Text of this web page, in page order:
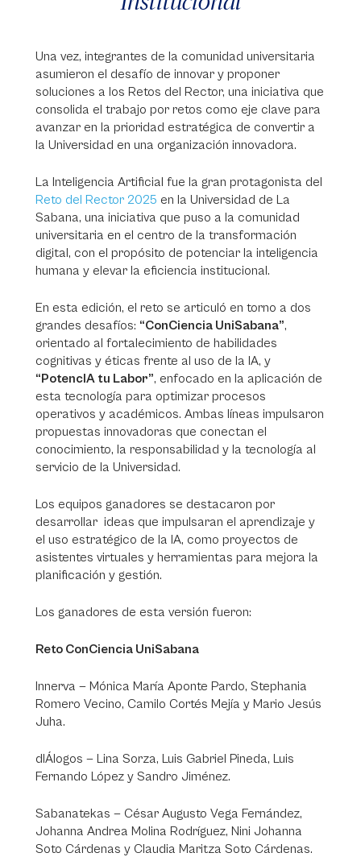
Una vez, integrantes de la comunidad universitaria
asumieron el desafío de innovar y proponer
soluciones a los Retos del Rector, una iniciativa que
consolida el trabajo por retos como eje clave para
avanzar en la prioridad estratégica de convertir a
la Universidad en una organización innovadora.
La Inteligencia Artificial fue la gran protagonista del
Reto del Rector 2025 en la Universidad de La
Sabana, una iniciativa que puso a la comunidad
universitaria en el centro de la transformación
digital, con el propósito de potenciar la inteligencia
humana y elevar la eficiencia institucional.
En esta edición, el reto se articuló en torno a dos
grandes desafíos: “ConCiencia UniSabana”,
orientado al fortalecimiento de habilidades
cognitivas y éticas frente al uso de la IA, y
“PotencIA tu Labor”, enfocado en la aplicación de
esta tecnología para optimizar procesos
operativos y académicos. Ambas líneas impulsaron
propuestas innovadoras que conectan el
conocimiento, la responsabilidad y la tecnología al
servicio de la Universidad.
Los equipos ganadores se destacaron por
desarrollar ideas que impulsaran el aprendizaje y
el uso estratégico de la IA, como proyectos de
asistentes virtuales y herramientas para mejora la
planificación y gestión.
Los ganadores de esta versión fueron:
Reto ConCiencia UniSabana
Innerva — Mónica María Aponte Pardo, Stephania
Romero Vecino, Camilo Cortés Mejía y Mario Jesús
Juha.
dIÁlogos — Lina Sorza, Luis Gabriel Pineda, Luis
Fernando López y Sandro Jiménez.
Sabanatekas — César Augusto Vega Fernández,
Johanna Andrea Molina Rodríguez, Nini Johanna
Soto Cárdenas y Claudia Maritza Soto Cárdenas.